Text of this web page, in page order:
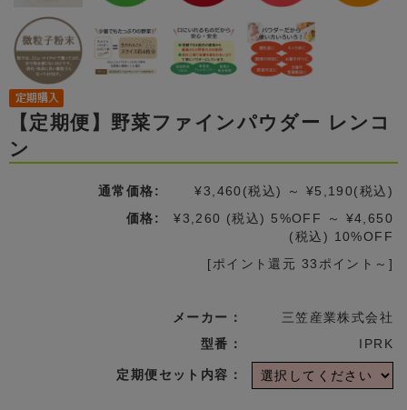
【定期便】野菜ファインパウダー レンコ
ン
通常価格: ¥3,460 (税込) ～ ¥5,190(税込)
価格:
¥3,260 (税込) 5%OFF ～
¥4,650
(税込) 10%OFF
[ポイント還元 33ポイント～]
メーカー：
三笠産業株式会社
型番：
IPRK
定期便セット内容：